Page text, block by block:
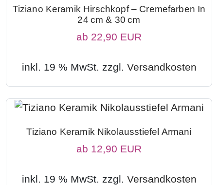
Tiziano Keramik Hirschkopf – Cremefarben In
24 Cm & 30 Cm
ab 22,90 EUR
inkl. 19 % MwSt. zzgl. Versandkosten
Tiziano Keramik Nikolausstiefel Armani
ab 12,90 EUR
inkl. 19 % MwSt. zzgl. Versandkosten